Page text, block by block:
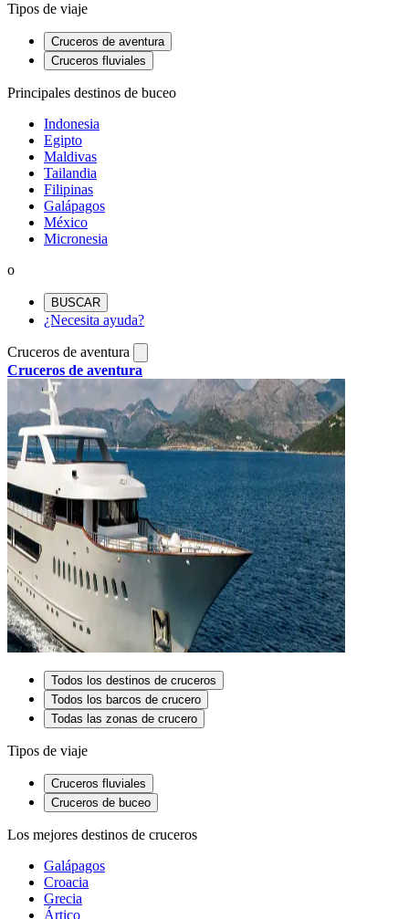
Tipos de viaje
Cruceros de aventura
Cruceros fluviales
Principales destinos de buceo
Indonesia
Egipto
Maldivas
Tailandia
Filipinas
Galápagos
México
Micronesia
o
BUSCAR
¿Necesita ayuda?
Cruceros de aventura
Cruceros de aventura
Todos los destinos de cruceros
Todos los barcos de crucero
Todas las zonas de crucero
Tipos de viaje
Cruceros fluviales
Cruceros de buceo
Los mejores destinos de cruceros
Galápagos
Croacia
Grecia
Ártico